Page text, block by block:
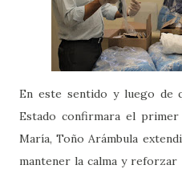
En este sentido y luego de
Estado confirmara el primer
María, Toño Arámbula
mantener la calma y reforzar